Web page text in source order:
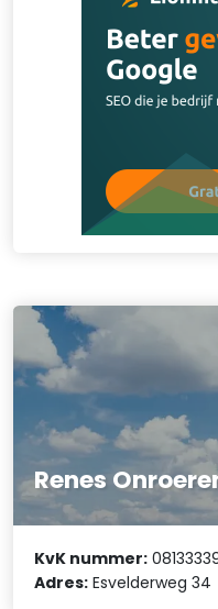
Renes
KvK nummer:
Adres: Esvelderweg 34